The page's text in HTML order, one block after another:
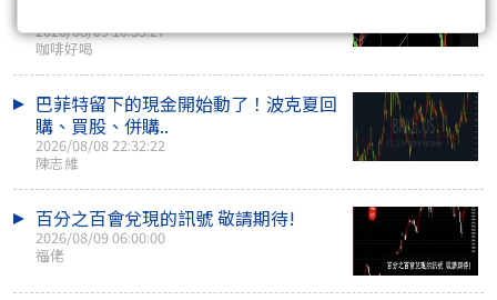
2026/08/09 10:35:27
咖啡好喝
巴菲特留下的現金開始動了！波克夏回
購、買股、併購..
2026/08/08 22:32:22
陳志維
百分之百會兌現的訊號 敬請期待!
2026/08/09 06:00:00
福佬